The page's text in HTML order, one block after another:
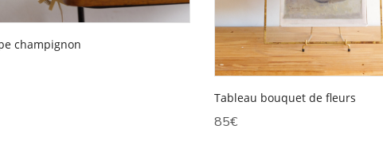
champignon
Tableau bouquet de fleurs
85€